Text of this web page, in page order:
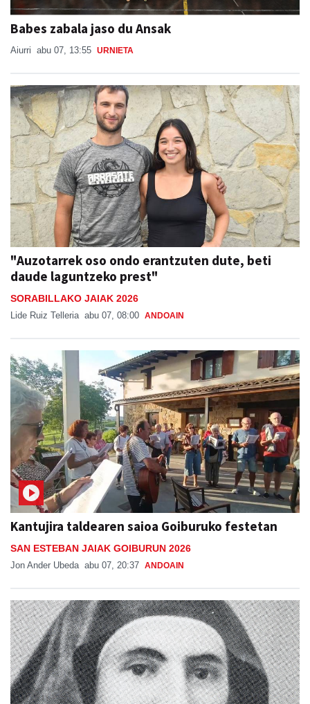
Babes zabala jaso du Ansak
Aiurri abu 07, 13:55 URNIETA
"Auzotarrek oso ondo erantzuten dute, beti
daude laguntzeko prest"
SORABILLAKO JAIAK 2026
Lide Ruiz Telleria abu 07, 08:00 ANDOAIN
Kantujira taldearen saioa Goiburuko festetan
SAN ESTEBAN JAIAK GOIBURUN 2026
Jon Ander Ubeda abu 07, 20:37 ANDOAIN